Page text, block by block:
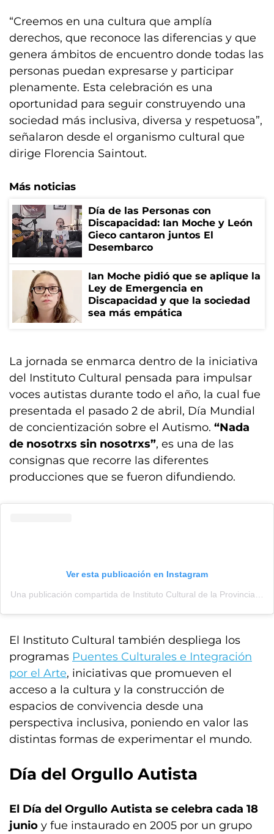
“Creemos en una cultura que amplía
derechos, que reconoce las diferencias y que
genera ámbitos de encuentro donde todas las
personas puedan expresarse y participar
plenamente. Esta celebración es una
oportunidad para seguir construyendo una
sociedad más inclusiva, diversa y respetuosa”,
señalaron desde el organismo cultural que
dirige Florencia Saintout.
Más noticias
Día de las Personas con
Discapacidad: Ian Moche y León
Gieco cantaron juntos El
Desembarco
Ian Moche pidió que se aplique la
Ley de Emergencia en
Discapacidad y que la sociedad
sea más empática
La jornada se enmarca dentro de la iniciativa
del Instituto Cultural pensada para impulsar
voces autistas durante todo el año, la cual fue
presentada el pasado 2 de abril, Día Mundial
de concientización sobre el Autismo. “Nada
de nosotrxs sin nosotrxs”, es una de las
consignas que recorre las diferentes
producciones que se fueron difundiendo.
Ver esta publicación en Instagram
El Instituto Cultural también despliega los
programas Puentes Culturales e Integración
por el Arte, iniciativas que promueven el
acceso a la cultura y la construcción de
espacios de convivencia desde una
perspectiva inclusiva, poniendo en valor las
distintas formas de experimentar el mundo.
Día del Orgullo Autista
El Día del Orgullo Autista se celebra cada 18
junio y fue instaurado en 2005 por un grupo